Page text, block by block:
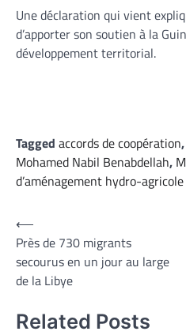
Une déclaration qui vient
d’apporter son soutien à la
développement territorial.
Tagged accords de coopération,
Mohamed Nabil Benabdellah,
d’aménagement hydro-agricole
Navigation
de
l’article
⟵
Près de 730 migrants
secourus en un jour au large
de la Libye
Related Posts